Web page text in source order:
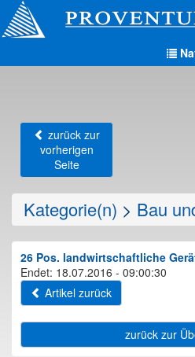
zurück zur
vorherigen
Seite
Kategorie(n) > Bau
26 Pos. landwirtschaftliche
Endet: 18.07.2016 - 09:00:30
Artikel zurück
zurück zur